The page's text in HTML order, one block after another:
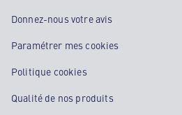
Donnez-nous votre avis
Paramétrer mes cookies
Politique cookies
Qualité de nos produits